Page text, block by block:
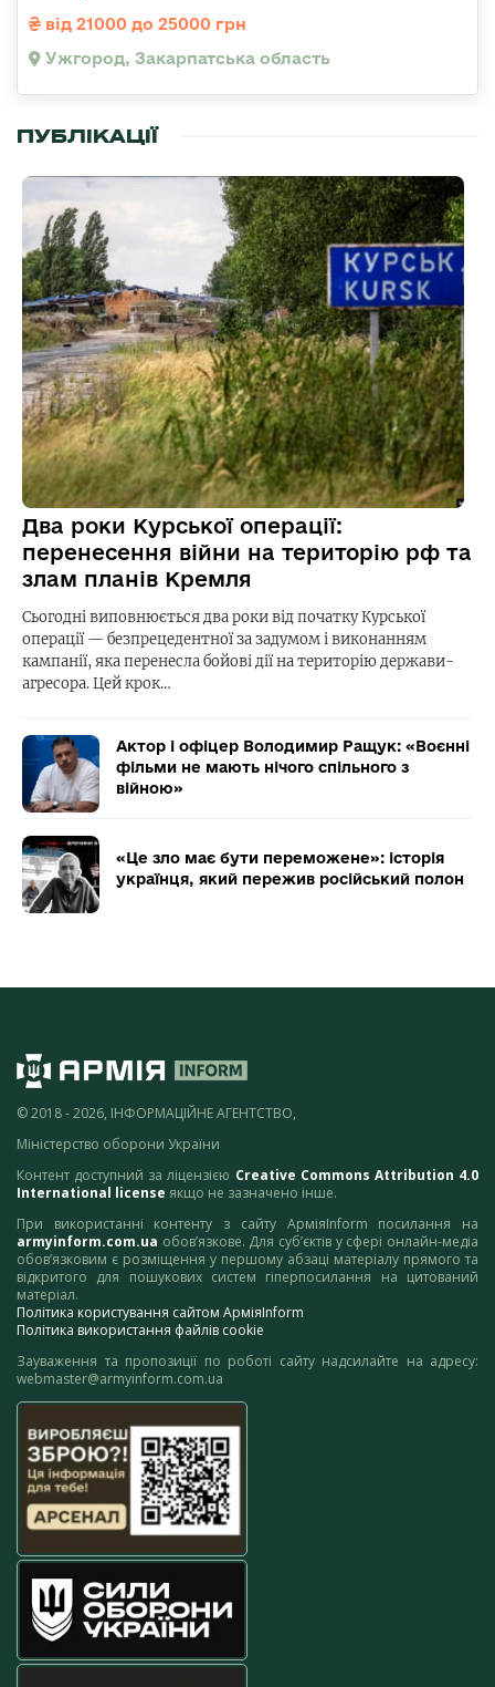
від 21000 до 25000 грн
Ужгород, Закарпатська область
ПУБЛІКАЦІЇ
Два роки Курської операції:
перенесення війни на територію рф та
злам планів Кремля
Сьогодні виповнюється два роки від початку Курської
операції — безпрецедентної за задумом і виконанням
кампанії, яка перенесла бойові дії на територію держави-
агресора. Цей крок…
Актор і офіцер Володимир Ращук: «Воєнні
фільми не мають нічого спільного з
війною»
«Це зло має бути переможене»: історія
українця, який пережив російський полон
© 2018 - 2026, ІНФОРМАЦІЙНЕ АГЕНТСТВО,
Міністерство оборони України
Контент доступний за ліцензією Creative Commons Attribution 4.0
International license якщо не зазначено інше.
При використанні контенту з сайту АрміяInform посилання на
armyinform.com.ua обов’язкове. Для суб’єктів у сфері онлайн-медіа
обов’язковим є розміщення у першому абзаці матеріалу прямого та
відкритого для пошукових систем гіперпосилання на цитований
матеріал.
Політика користування сайтом АрміяInform
Політика використання файлів cookie
Зауваження та пропозиції по роботі сайту надсилайте на адресу:
webmaster@armyinform.com.ua